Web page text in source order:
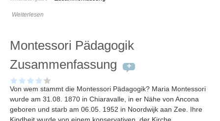
Weiterlesen
Montessori Pädagogik
Zusammenfassung
Von wem stammt die Montessori Pädagogik? Maria Montessori
wurde am 31.08. 1870 in Chiaravalle, in er Nähe von Ancona
geboren und starb am 06.05. 1952 in Noordwijk aan Zee. Ihre